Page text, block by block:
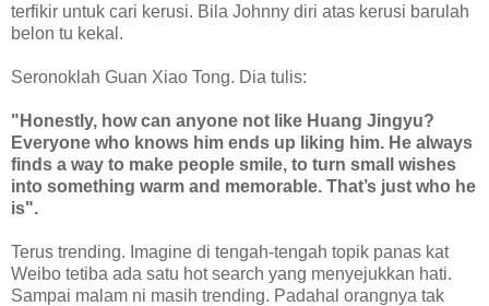
terfikir untuk cari kerusi. Bila Johnny diri atas kerusi barulah
belon tu kekal.
Seronoklah Guan Xiao Tong. Dia tulis:
"Honestly, how can anyone not like Huang Jingyu?
Everyone who knows him ends up liking him. He always
finds a way to make people smile, to turn small wishes
into something warm and memorable. That’s just who he
is".
Terus trending. Imagine di tengah-tengah topik panas kat
Weibo tetiba ada satu hot search yang menyejukkan hati.
Sampai malam ni masih trending. Padahal orangnya tak